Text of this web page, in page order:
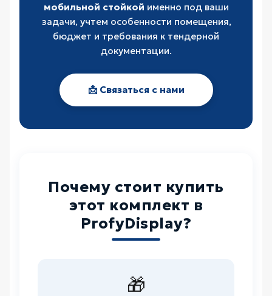
мобильной стойкой именно под ваши
задачи, учтем особенности помещения,
бюджет и требования к тендерной
документации.
📩 Связаться с нами
Почему стоит купить
этот комплект в
ProfyDisplay?
🎁